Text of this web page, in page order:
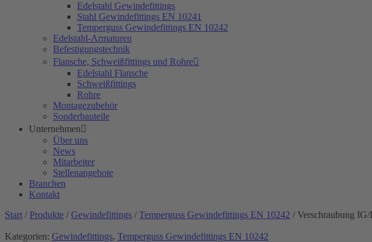
Edelstahl Gewindefittings
Stahl Gewindefittings EN 10241
Temperguss Gewindefittings EN 10242
Edelstahl-Armaturen
Befestigungstechnik
Flansche, Schweißfittings und Rohre
Edelstahl Flansche
Schweißfittings
Rohre
Montagezubehör
Sonderbauteile
Unternehmen
Über uns
News
Mitarbeiter
Stellenangebote
Branchen
Kontakt
Start / Produkte / Gewindefittings / Temperguss Gewindefittings EN 10242 / Verschraubung
Kategorien: Gewindefittings, Temperguss Gewindefittings EN 10242